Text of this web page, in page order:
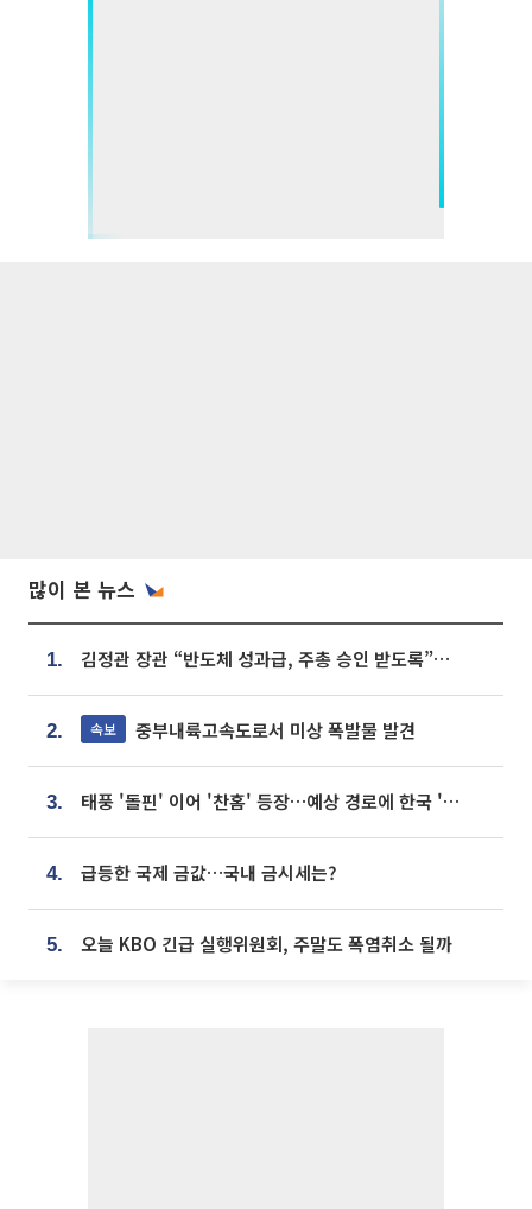
많이 본 뉴스
1. 김정관 장관 “반도체 성과급, 주총 승인 받도록”…상법·자본시장법 개정 시사
2. 속보 중부내륙고속도로서 미상 폭발물 발견
3. 태풍 '돌핀' 이어 '찬홈' 등장…예상 경로에 한국 '한숨'
4. 급등한 국제 금값…국내 금시세는?
5. 오늘 KBO 긴급 실행위원회, 주말도 폭염취소 될까